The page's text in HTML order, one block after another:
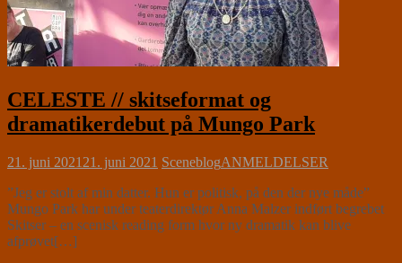
CELESTE // skitseformat og
dramatikerdebut på Mungo Park
21. juni 2021 21. juni 2021 SceneblogANMELDELSER
”Jeg er stolt af min datter. Hun er politisk, på den der nye måde”
Mungo Park har under teaterdirektør Anna Malzer indført begrebet
Skitser – en scenisk reading form hvor ny dramatik kan blive
afprøvet[…]